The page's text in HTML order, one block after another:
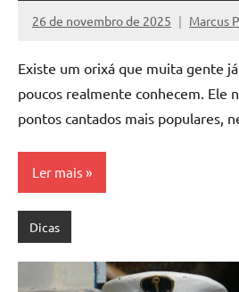
26 de novembro de 2025 Marcus
Nenhum
Existe um orixá que muita gente
poucos realmente conhecem. Ele
pontos cantados mais populares,
Ler mais
Dicas